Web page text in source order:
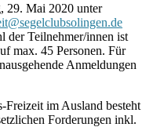
29. Mai 2020 unter
der Teilnehmer/innen ist
max. 45 Personen. Für
Anmeldungen
Freizeit im Ausland besteht
Forderungen inkl.